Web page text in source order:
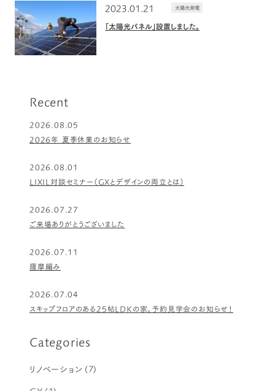
「太陽光パネル」設置しました。
太陽光発電
2023.01.21
Recent
2026.08.05
2026年 夏季休業のお知らせ
2026.08.01
LIXIL対談セミナー（GXとデザインの両立とは）
2026.07.27
ご来場ありがとうございました
2026.07.11
薩摩編み
2026.07.04
スキップフロアのある25帖LDKの家。予約見学会のお知らせ！
Categories
リノベーション (7)